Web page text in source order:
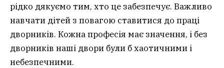
рідко дякуємо тим, хто це забезпечує. Важливо
навчати дітей з повагою ставитися до праці
дворників. Кожна професія має значення, і без
дворників наші двори були б хаотичними і
небезпечними.